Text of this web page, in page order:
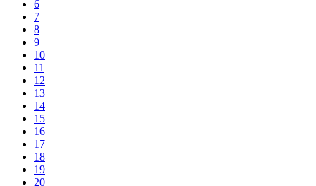
6
7
8
9
10
11
12
13
14
15
16
17
18
19
20